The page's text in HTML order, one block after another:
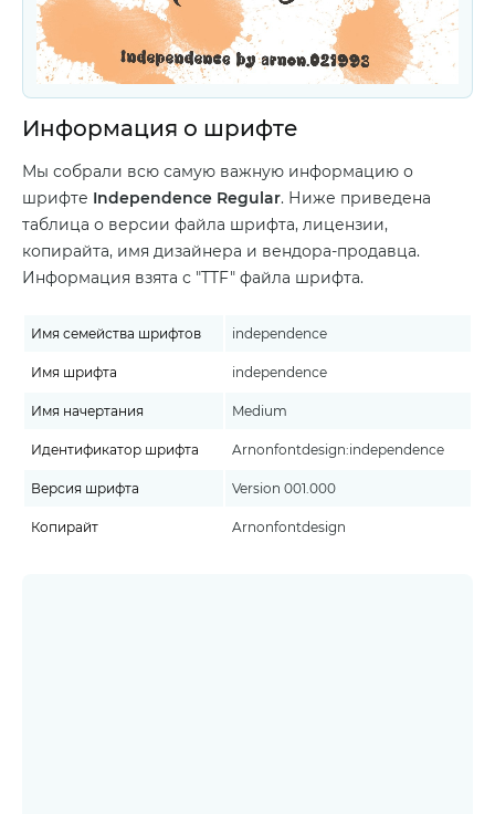
Информация о шрифте
Мы собрали всю самую важную информацию о
шрифте Independence Regular. Ниже приведена
таблица о версии файла шрифта, лицензии,
копирайта, имя дизайнера и вендора-продавца.
Информация взята с "TTF" файла шрифта.
Имя семейства шрифтов independence
Имя шрифта independence
Имя начертания Medium
Идентификатор шрифта Arnonfontdesign:independence
Версия шрифта Version 001.000
Копирайт Arnonfontdesign